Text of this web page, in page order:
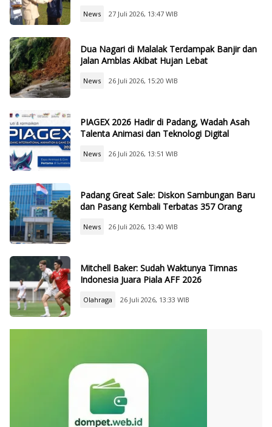
News 27 Juli 2026, 13:47 WIB
Dua Nagari di Malalak Terdampak Banjir dan
Jalan Amblas Akibat Hujan Lebat
News 26 Juli 2026, 15:20 WIB
PIAGEX 2026 Hadir di Padang, Wadah Asah
Talenta Animasi dan Teknologi Digital
News 26 Juli 2026, 13:51 WIB
Padang Great Sale: Diskon Sambungan Baru
dan Pasang Kembali Terbatas 357 Orang
News 26 Juli 2026, 13:40 WIB
Mitchell Baker: Sudah Waktunya Timnas
Indonesia Juara Piala AFF 2026
Olahraga 26 Juli 2026, 13:33 WIB